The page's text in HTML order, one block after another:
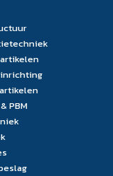
PBM